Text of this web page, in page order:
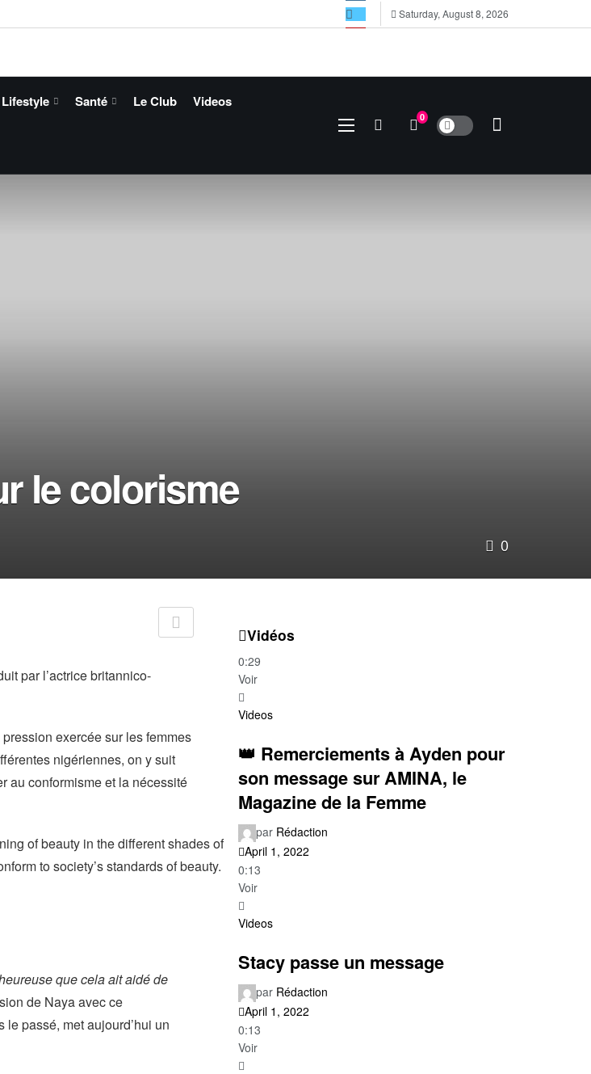
Saturday, August 8, 2026
Lifestyle Santé Le Club Videos
0
le colorisme
0
par l’actrice britannico-
exercée sur les femmes
nigériennes, on y suit
au conformisme et la nécessité
of beauty in the different shades of
to society’s standards of beauty.
que cela ait aidé de
de Naya avec ce
le passé, met aujourd’hui un
Vidéos
0:29
Voir
Videos
👑 Remerciements à Ayden pour
son message sur AMINA, le
Magazine de la Femme
par Rédaction
April 1, 2022
0:13
Voir
Videos
Stacy passe un message
par Rédaction
April 1, 2022
0:13
Voir